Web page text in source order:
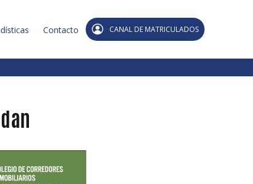
Contacto CANAL DE MATRICULADOS